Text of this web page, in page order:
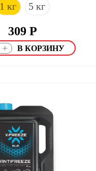
1 кг 5 кг
309 Р
+